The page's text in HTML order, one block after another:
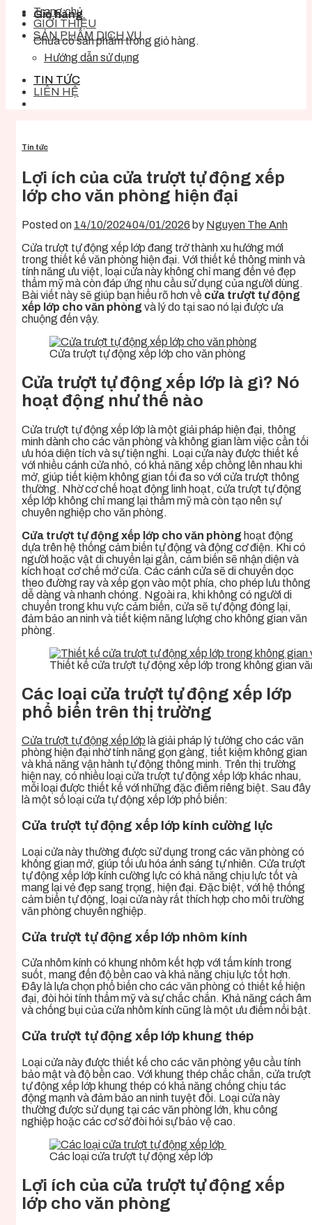
Giỏ hàng
Chưa có sản phẩm trong giỏ hàng.
Trang chủ
GIỚI THIỆU
SẢN PHẨM DỊCH VỤ
Hướng dẫn sử dụng
TIN TỨC
LIÊN HỆ
Tin tức
Lợi ích của cửa trượt tự động xếp
lớp cho văn phòng hiện đại
Posted on 14/10/202404/01/2026 by Nguyen The Anh
Cửa trượt tự động xếp lớp đang trở thành xu hướng mới
trong thiết kế văn phòng hiện đại. Với thiết kế thông minh và
tính năng ưu việt, loại cửa này không chỉ mang đến vẻ đẹp
thẩm mỹ mà còn đáp ứng nhu cầu sử dụng của người dùng.
Bài viết này sẽ giúp bạn hiểu rõ hơn về cửa trượt tự động
xếp lớp cho văn phòng và lý do tại sao nó lại được ưa
chuộng đến vậy.
Cửa trượt tự động xếp lớp cho văn phòng
Cửa trượt tự động xếp lớp là gì? Nó
hoạt động như thế nào
Cửa trượt tự động xếp lớp là một giải pháp hiện đại, thông
minh dành cho các văn phòng và không gian làm việc cần tối
ưu hóa diện tích và sự tiện nghi. Loại cửa này được thiết kế
với nhiều cánh cửa nhỏ, có khả năng xếp chồng lên nhau khi
mở, giúp tiết kiệm không gian tối đa so với cửa trượt thông
thường. Nhờ cơ chế hoạt động linh hoạt, cửa trượt tự động
xếp lớp không chỉ mang lại thẩm mỹ mà còn tạo nên sự
chuyên nghiệp cho văn phòng.
Cửa trượt tự động xếp lớp cho văn phòng hoạt động
dựa trên hệ thống cảm biến tự động và động cơ điện. Khi có
người hoặc vật di chuyển lại gần, cảm biến sẽ nhận diện và
kích hoạt cơ chế mở cửa. Các cánh cửa sẽ di chuyển dọc
theo đường ray và xếp gọn vào một phía, cho phép lưu thông
dễ dàng và nhanh chóng. Ngoài ra, khi không có người di
chuyển trong khu vực cảm biến, cửa sẽ tự động đóng lại,
đảm bảo an ninh và tiết kiệm năng lượng cho không gian văn
phòng.
Thiết kế cửa trượt tự động xếp lớp trong không gian
Các loại cửa trượt tự động xếp lớp
phổ biến trên thị trường
Cửa trượt tự động xếp lớp là giải pháp lý tưởng cho các văn
phòng hiện đại nhờ tính năng gọn gàng, tiết kiệm không gian
và khả năng vận hành tự động thông minh. Trên thị trường
hiện nay, có nhiều loại cửa trượt tự động xếp lớp khác nhau,
mỗi loại được thiết kế với những đặc điểm riêng biệt. Sau đây
là một số loại cửa tự động xếp lớp phổ biến:
Cửa trượt tự động xếp lớp kính cường lực
Loại cửa này thường được sử dụng trong các văn phòng có
không gian mở, giúp tối ưu hóa ánh sáng tự nhiên. Cửa trượt
tự động xếp lớp kính cường lực có khả năng chịu lực tốt và
mang lại vẻ đẹp sang trọng, hiện đại. Đặc biệt, với hệ thống
cảm biến tự động, loại cửa này rất thích hợp cho môi trường
văn phòng chuyên nghiệp.
Cửa trượt tự động xếp lớp nhôm kính
Cửa nhôm kính có khung nhôm kết hợp với tấm kính trong
suốt, mang đến độ bền cao và khả năng chịu lực tốt hơn.
Đây là lựa chọn phổ biến cho các văn phòng có thiết kế hiện
đại, đòi hỏi tính thẩm mỹ và sự chắc chắn. Khả năng cách âm
và chống bụi của cửa nhôm kính cũng là một ưu điểm nổi bật.
Cửa trượt tự động xếp lớp khung thép
Loại cửa này được thiết kế cho các văn phòng yêu cầu tính
bảo mật và độ bền cao. Với khung thép chắc chắn, cửa trượt
tự động xếp lớp khung thép có khả năng chống chịu tác
động mạnh và đảm bảo an ninh tuyệt đối. Loại cửa này
thường được sử dụng tại các văn phòng lớn, khu công
nghiệp hoặc các cơ sở đòi hỏi sự bảo vệ cao.
Các loại cửa trượt tự động xếp lớp
Lợi ích của cửa trượt tự động xếp
lớp cho văn phòng